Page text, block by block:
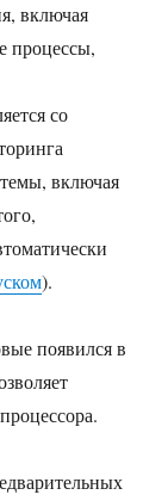
включая
процессы,
со
включая
).
появился в